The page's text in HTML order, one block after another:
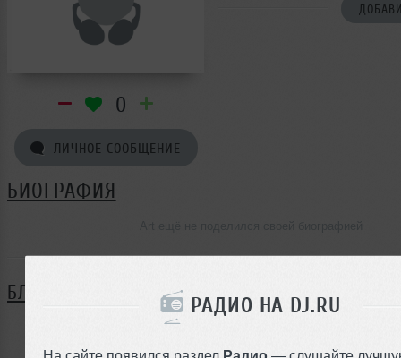
РАДИО НА DJ.RU
На сайте появился раздел Радио — слушайте
0
ЛИЧНОЕ СООБЩЕНИЕ
БИОГРАФИЯ
БЛОГ